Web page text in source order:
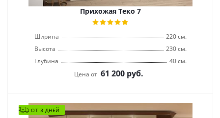
Прихожая Теко 7
Ширина
220 см.
Высота
230 см.
Глубина
40 см.
Цена от 61 200 руб.
ОТ 3 ДНЕЙ